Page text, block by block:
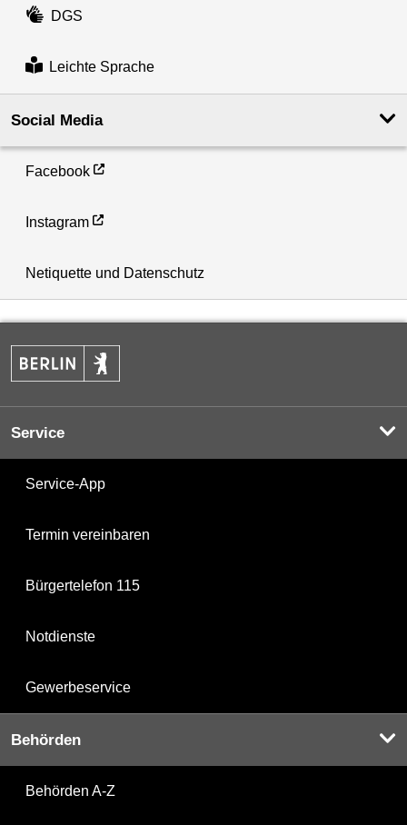
DGS
Leichte Sprache
Social Media
Facebook
Instagram
Netiquette und Datenschutz
Service
Service-App
Termin vereinbaren
Bürgertelefon 115
Notdienste
Gewerbeservice
Behörden
Behörden A-Z